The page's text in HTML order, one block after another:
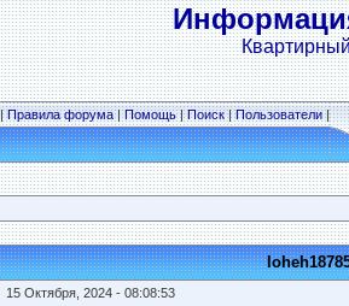
|Правила форума|Помощь|Поиск|Пользователи|
15 Октября, 2024 - 08:08:53